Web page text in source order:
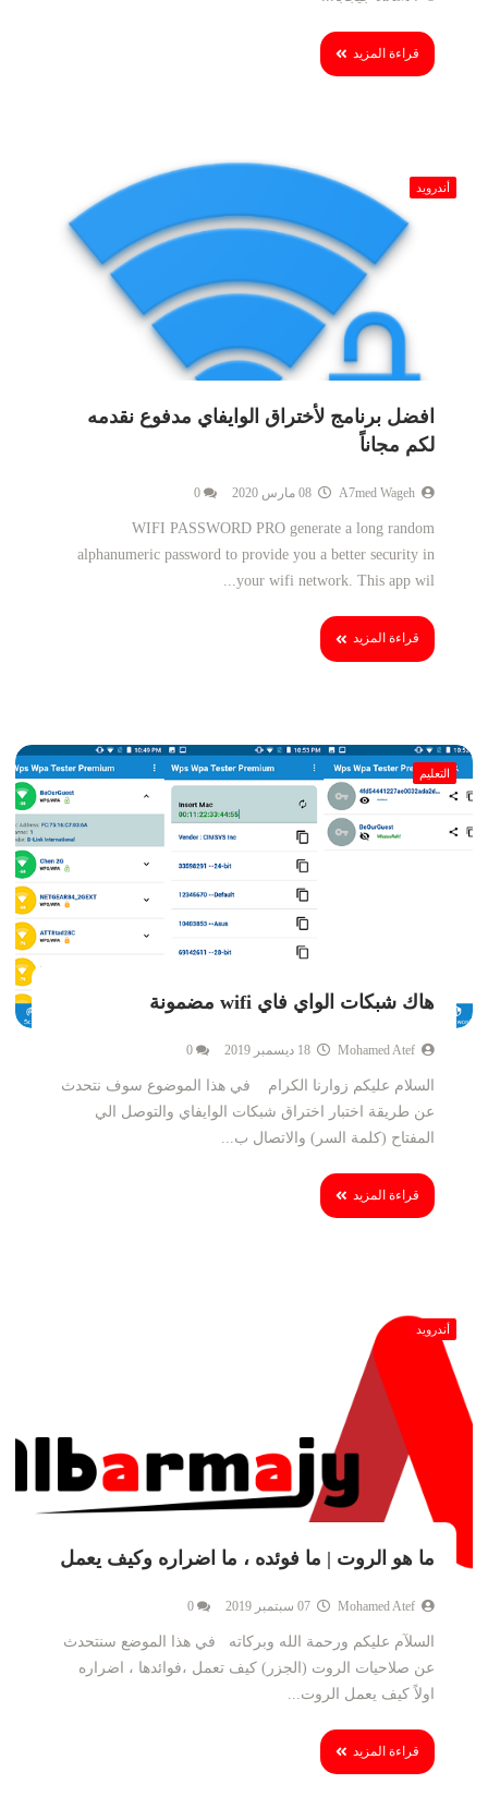
قراءة المزيد
أندرويد
افضل برنامج لأختراق الوايفاي مدفوع نقدمه
لكم مجاناً
A7med Wageh
0
WIFI PASSWORD PRO generate a long random
alphanumeric password to provide you a better security in
your wifi network. This app wil...
قراءة المزيد
التعليم
هاك شبكات الواي فاي wifi مضمونة
Mohamed Atef
0
السلام عليكم زوارنا الكرام في هذا الموضوع سوف نتحدث
عن طريقة اختبار اختراق شبكات الوايفاي والتوصل الي
المفتاح (كلمة السر) والاتصال ب...
قراءة المزيد
أندرويد
ما هو الروت | ما فوئده ، ما اضراره وكيف يعمل
Mohamed Atef
0
السلآم عليكم ورحمة الله وبركاته في هذا الموضع سنتحدث
عن صلاحيات الروت (الجزر) كيف تعمل ،فوائدها ، اضراره
اولاً كيف يعمل الروت...
قراءة المزيد